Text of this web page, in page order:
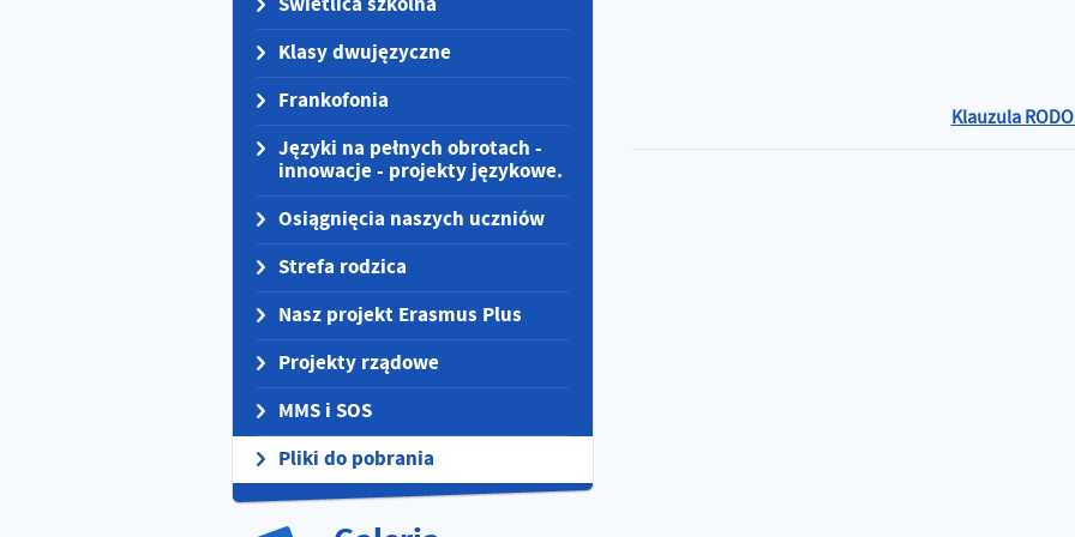
Klasy dwujęzyczne
Frankofonia
Języki na pełnych obrotach -
innowacje - projekty językowe.
Osiągnięcia naszych uczniów
Strefa rodzica
Nasz projekt Erasmus Plus
Projekty rządowe
MMS i SOS
Pliki do pobrania
Klauzula